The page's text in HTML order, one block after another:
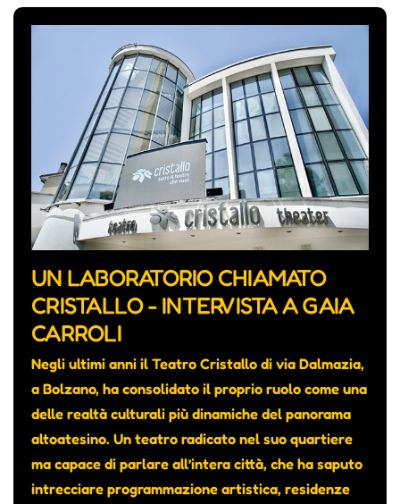
UN LABORATORIO CHIAMATO
CRISTALLO - INTERVISTA A GAIA
CARROLI
Negli ultimi anni il Teatro Cristallo di via Dalmazia,
a Bolzano, ha consolidato il proprio ruolo come una
delle realtà culturali più dinamiche del panorama
altoatesino. Un teatro radicato nel suo quartiere
ma capace di parlare all’intera città, che ha saputo
intrecciare programmazione artistica, residenze